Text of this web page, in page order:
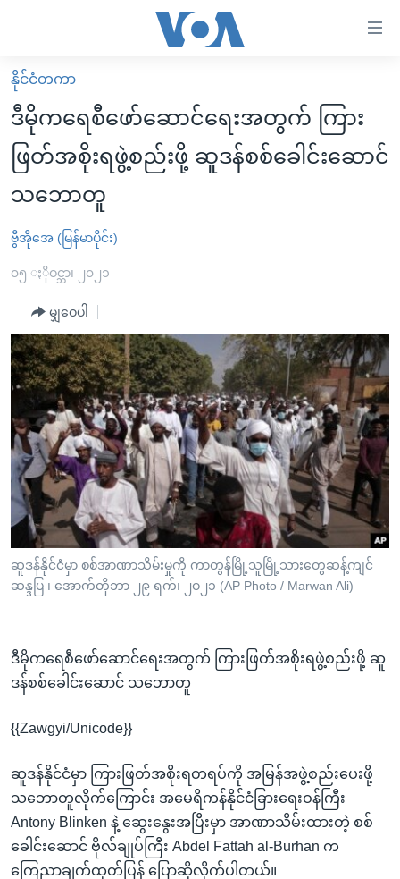
လွယ်ကူ
စေ
သည့်
Link
များ
ပင်မ
ကျော်
ကြည့်
ရန်
ပင်မ
ညွန်း
စာမျက်နှာ
သို့
ကျော်
ကြည့်
ရန်
ရှာဖွေ
သို့
ကျော်
မူလစာမျက်နှာ
မြန်မာ
ကမ္ဘာ့သတင်းများ
နိုင်ငံတကာ
အစ္စရေး-ပါလက်စတိုင်း
ဗွီဒီယို
အင်္ဂလိပ်စာလေ့လာမယ်
အမေရိကန်သုံးအီဒီယံ
မကြေးမုံရဲ့ အင်္ဂလိပ်စာ
ရုပ်ရှင်ထဲက အင်္ဂလိပ်စာ
သုတပဒေသာ အင်္ဂလိပ်စာ
အပတ်စဉ်ကဏ္ဍများ
ရေဒီယို
တီဗွီ
ရေဒီယိုနှင့်ရုပ်သံ အချက်အလက်များ
ရေဒီယို/တီဗွီအစီအစဉ်
Learning English
ဗွီအိုအေ လူမှုကွန်ယက်များ
ဘာသာစကားများ
နိုင်ငံတကာ
ဒီမိုကရေစီဖော်ဆောင်ရေးအတွက် ကြား
ဖြတ်အစိုးရဖွဲ့စည်းဖို့ ဆူဒန်စစ်ခေါင်းဆောင်
သဘောတူ
ဗွီအိုအေ (မြန်မာပိုင်း)
၀၅ ႏိုဝင္ဘာ၊ ၂၀၂၁
မျှဝေပါ
ဆူဒန်နိုင်ငံမှာ စစ်အာဏာသိမ်းမှုကို ကာတွန်မြို့သူမြို့သားတွေဆန့်ကျင်
ဆန္ဒပြ ၊ အောက်တိုဘာ ၂၉ ရက်၊ ၂ဝ၂၁ (AP Photo / Marwan Ali)
ဒီမိုကရေစီဖော်ဆောင်ရေးအတွက် ကြားဖြတ်အစိုးရဖွဲ့စည်းဖို့ ဆူ
ဒန်စစ်ခေါင်းဆောင် သဘောတူ
{{Zawgyi/Unicode}}
ဆူဒန်နိုင်ငံမှာ ကြားဖြတ်အစိုးရတရပ်ကို အမြန်အဖွဲ့စည်းပေးဖို့
သဘောတူလိုက်ကြောင်း အမေရိကန်နိုင်ငံခြားရေးဝန်ကြီး
Antony Blinken နဲ့ ဆွေးနွေးအပြီးမှာ အာဏာသိမ်းထားတဲ့ စစ်
ခေါင်းဆောင် ဗိုလ်ချုပ်ကြီး Abdel Fattah al-Burhan က
ကြေညာချက်ထုတ်ပြန် ပြောဆိုလိုက်ပါတယ်။